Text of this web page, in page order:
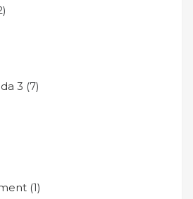
3 (7)
(1)